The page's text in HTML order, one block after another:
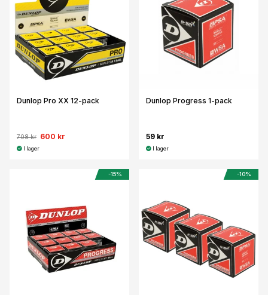
Dunlop Pro XX 12-pack
708 kr 600 kr
I lager
Dunlop Progress 1-pack
59 kr
I lager
-15% -10%